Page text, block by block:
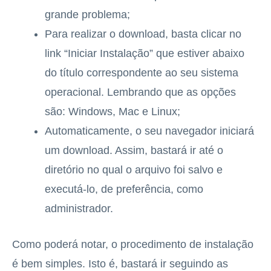
grande problema;
Para realizar o download, basta clicar no
link “Iniciar Instalação” que estiver abaixo
do título correspondente ao seu sistema
operacional. Lembrando que as opções
são: Windows, Mac e Linux;
Automaticamente, o seu navegador iniciará
um download. Assim, bastará ir até o
diretório no qual o arquivo foi salvo e
executá-lo, de preferência, como
administrador.
Como poderá notar, o procedimento de instalação
é bem simples. Isto é, bastará ir seguindo as